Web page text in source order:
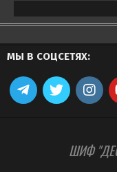
МЫ В СОЦСЕТЯХ:
ШИФ